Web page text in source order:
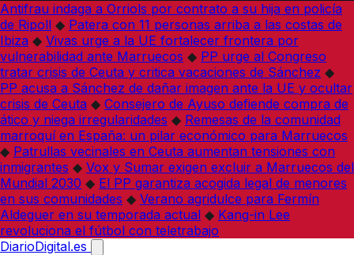
Antifrau indaga a Orriols por contrato a su hija en policía
de Ripoll ◆ Patera con 11 personas arriba a las costas de
Ibiza ◆ Vivas urge a la UE fortalecer frontera por
vulnerabilidad ante Marruecos ◆ PP urge al Congreso
tratar crisis de Ceuta y critica vacaciones de Sánchez ◆
PP acusa a Sánchez de dañar imagen ante la UE y ocultar
crisis de Ceuta ◆ Consejero de Ayuso defiende compra de
ático y niega irregularidades ◆ Remesas de la comunidad
marroquí en España: un pilar económico para Marruecos
◆ Patrullas vecinales en Ceuta aumentan tensiones con
inmigrantes ◆ Vox y Sumar exigen excluir a Marruecos del
Mundial 2030 ◆ El PP garantiza acogida legal de menores
en sus comunidades ◆ Verano agridulce para Fermín
Aldeguer en su temporada actual ◆ Kang-in Lee
revoluciona el fútbol con teletrabajo
DiarioDigital.es